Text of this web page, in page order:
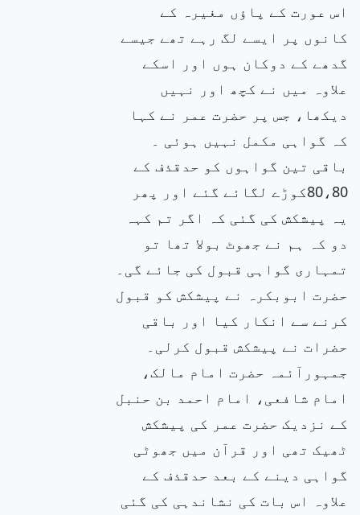
اس عورت کے پاؤں مغیرہ کے
کانوں پر ایسے لگ رہے تھے جیسے
گدھے کے دوکان ہوں اور اسکے
علاوہ میں نے کچھ اور نہیں
دیکھا، جس پر حضرت عمر نے کہا
کہ گواہی مکمل نہیں ہوئی ۔
باقی تین گواہوں کو حدقذف کے
80،80کوڑے لگائے گئے اور پھر
یہ پیشکش کی گئی کہ اگر تم کہہ
دو کہ ہم نے جھوٹ بولا تھا تو
تمہاری گواہی قبول کی جائے گی۔
حضرت ابوبکرہ نے پیشکش کو قبول
کرنے سے انکار کیا اور باقی
حضرات نے پیشکش قبول کرلی۔
جمہورآئمہ حضرت امام مالک،
امام شافعی، امام احمد بن حنبل
کے نزدیک حضرت عمر کی پیشکش
ٹھیک تھی اور قرآن میں جھوٹی
گواہی دینے کے بعد حدقذف کے
علاوہ اس بات کی نشاندہی کی گئی